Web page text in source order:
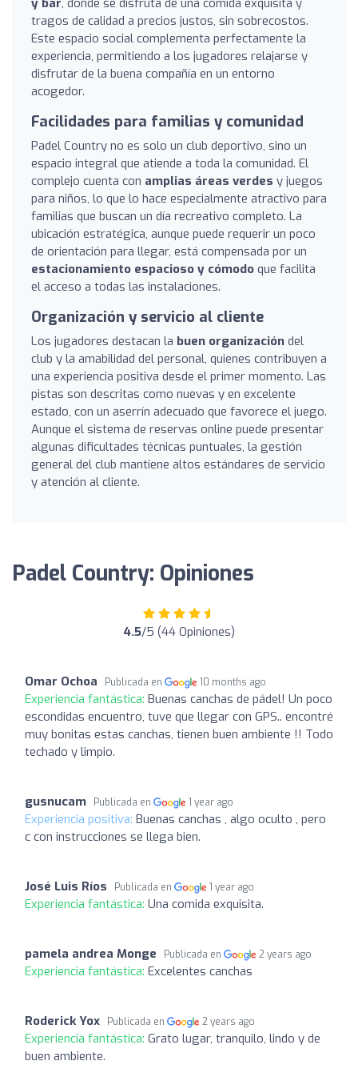
tragos de calidad a precios justos, sin sobrecostos.
Este espacio social complementa perfectamente la
experiencia, permitiendo a los jugadores relajarse y
disfrutar de la buena compañía en un entorno
acogedor.
Facilidades para familias y comunidad
Padel Country no es solo un club deportivo, sino un
espacio integral que atiende a toda la comunidad. El
complejo cuenta con amplias áreas verdes y juegos
para niños, lo que lo hace especialmente atractivo para
familias que buscan un día recreativo completo. La
ubicación estratégica, aunque puede requerir un poco
de orientación para llegar, está compensada por un
estacionamiento espacioso y cómodo que facilita
el acceso a todas las instalaciones.
Organización y servicio al cliente
Los jugadores destacan la buen organización del
club y la amabilidad del personal, quienes contribuyen a
una experiencia positiva desde el primer momento. Las
pistas son descritas como nuevas y en excelente
estado, con un aserrín adecuado que favorece el juego.
Aunque el sistema de reservas online puede presentar
algunas dificultades técnicas puntuales, la gestión
general del club mantiene altos estándares de servicio
y atención al cliente.
Padel Country: Opiniones
4.5/5 (44 Opiniones)
Omar Ochoa Publicada en 10 months ago
Experiencia fantástica: Buenas canchas de pádel! Un poco
escondidas encuentro, tuve que llegar con GPS.. encontré
muy bonitas estas canchas, tienen buen ambiente !! Todo
techado y limpio.
gusnucam Publicada en 1 year ago
Experiencia positiva: Buenas canchas , algo oculto , pero
c con instrucciones se llega bien.
José Luis Ríos Publicada en 1 year ago
Experiencia fantástica: Una comida exquisita.
pamela andrea Monge Publicada en 2 years ago
Experiencia fantástica: Excelentes canchas
Roderick Yox Publicada en 2 years ago
Experiencia fantástica: Grato lugar, tranquilo, lindo y de
buen ambiente.